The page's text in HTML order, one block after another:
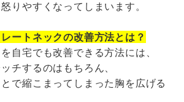
りやすくなってしまいます。
ートネックの改善方法とは？
自宅でも改善できる方法には、
チするのはもちろん、
で縮こまってしまった胸を広げる